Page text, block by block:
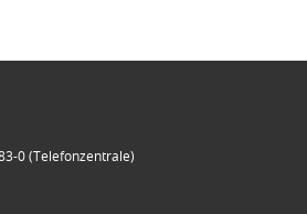
0 (Telefonzentrale)